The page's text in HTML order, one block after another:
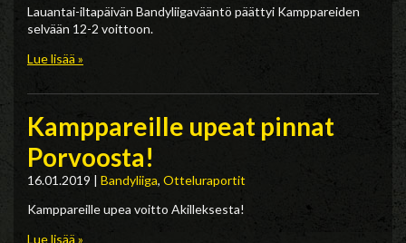
Lauantai-iltapäivän Bandyliigavääntö päättyi Kamppareiden
selvään 12-2 voittoon.
Lue lisää »
Kamppareille upeat pinnat
Porvoosta!
16.01.2019 | Bandyliiga, Otteluraportit
Kamppareille upea voitto Akilleksesta!
Lue lisää »